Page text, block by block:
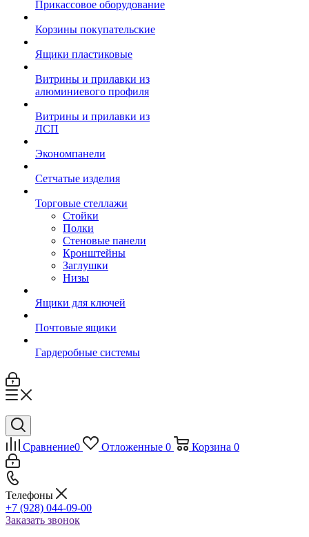
Прикассовое оборудование
Корзины покупательские
Ящики пластиковые
Витрины и прилавки из
алюминиевого профиля
Витрины и прилавки из
ЛСП
Экономпанели
Сетчатые изделия
Торговые стеллажи
Стойки
Полки
Стеновые панели
Кронштейны
Заглушки
Низы
Ящики для ключей
Почтовые ящики
Гардеробные системы
Сравнение0 Отложенные 0 Корзина 0
Телефоны
+7 (928) 044-09-00
Заказать звонок